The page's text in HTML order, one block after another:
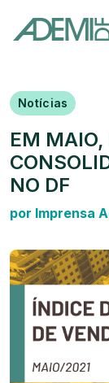
Notícias
EM MAIO,
NO DF
por Imprensa